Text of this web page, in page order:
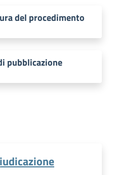
del procedimento
pubblicazione